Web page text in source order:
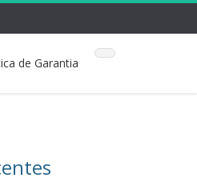
de Garantia